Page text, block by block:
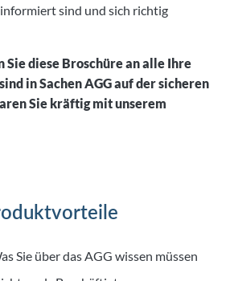
sind und sich richtig
diese Broschüre an alle Ihre
in Sachen AGG auf der sicheren
Sie kräftig mit unserem
Sie über das AGG wissen müssen